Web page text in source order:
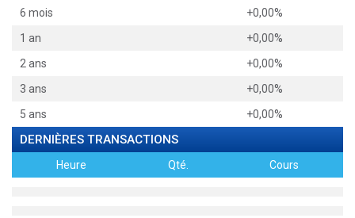
6 mois
+0,00%
1 an
+0,00%
2 ans
+0,00%
3 ans
+0,00%
5 ans
+0,00%
DERNIÈRES TRANSACTIONS
Heure Qté. Cours